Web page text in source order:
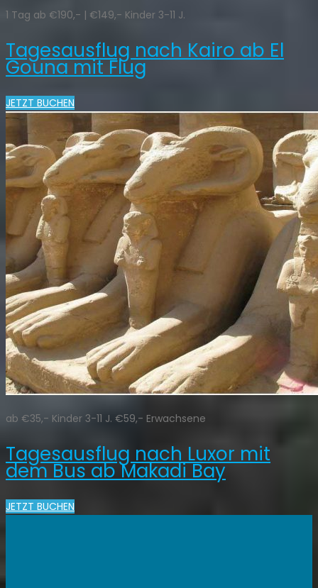
1 Tag ab €190,- | €149,- Kinder 3-11 J.
Tagesausflug nach Kairo ab El
Gouna mit Flug
JETZT BUCHEN
ab €35,- Kinder 3-11 J. €59,- Erwachsene
Tagesausflug nach Luxor mit
dem Bus ab Makadi Bay
JETZT BUCHEN